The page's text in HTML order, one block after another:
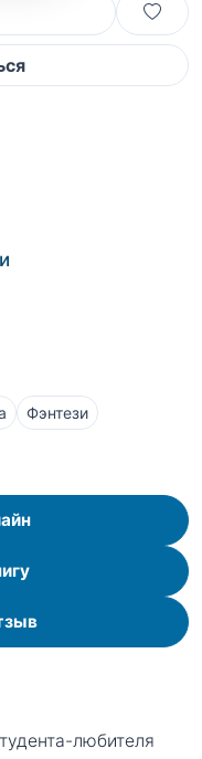
Фэнтези
любителя